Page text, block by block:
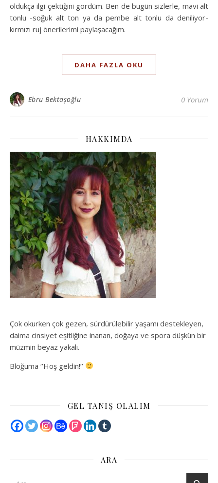
oldukça ilgi çektiğini gördüm. Ben de bugün sizlerle, mavi alt
tonlu -soğuk alt ton ya da pembe alt tonlu da deniliyor-
kırmızı ruj önerilerimi paylaşacağım.
DAHA FAZLA OKU
Ebru Bektaşoğlu 0 Yorum
HAKKIMDA
Çok okurken çok gezen, sürdürülebilir yaşamı destekleyen,
daima cinsiyet eşitliğine inanan, doğaya ve spora düşkün bir
müzmin beyaz yakalı.
Bloğuma ‘’Hoş geldin!’’
GEL TANIŞ OLALIM
ARA